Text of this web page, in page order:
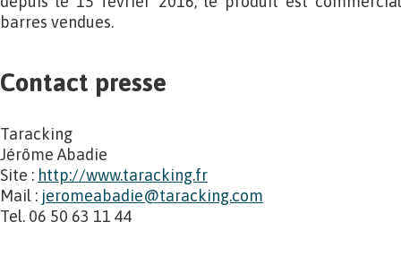
barres vendues.
Contact presse
Taracking
Jérôme Abadie
Site : http://www.taracking.fr
Mail : jeromeabadie@taracking.com
Tel. 06 50 63 11 44